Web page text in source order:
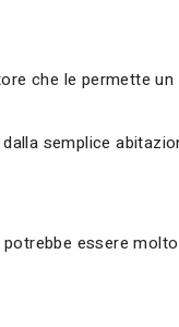
che le permette un
semplice
essere molto